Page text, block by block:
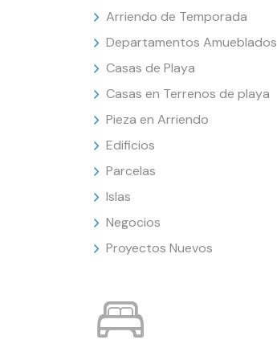
Arriendo de Temporada
Departamentos Amueblados
Casas de Playa
Casas en Terrenos de playa
Pieza en Arriendo
Edificios
Parcelas
Islas
Negocios
Proyectos Nuevos